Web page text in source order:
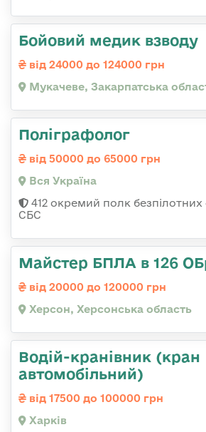
Бойовий медик взводу
від 24000 до 124000 грн
Мукачеве, Закарпатська
Поліграфолог
від 50000 до 65000 грн
Вся Україна
412 окремий полк
СБС
Майстер БПЛА в 126
від 20000 до 120000 грн
Херсон, Херсонська область
Водій-кранівник (кран
автомобільний)
від 17500 до 100000 грн
Харків